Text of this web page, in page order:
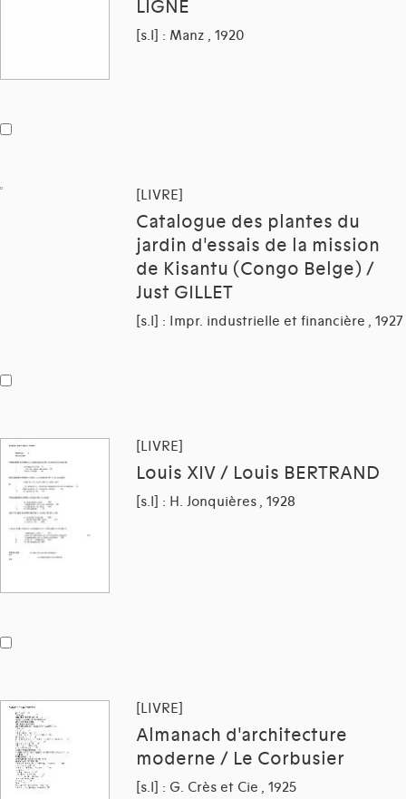
LIGNE
[s.l] : Manz , 1920
[LIVRE]
Catalogue des plantes du
jardin d'essais de la mission
de Kisantu (Congo Belge) /
Just GILLET
[s.l] : Impr. industrielle et financière , 1927
[LIVRE]
Louis XIV / Louis BERTRAND
[s.l] : H. Jonquières , 1928
[LIVRE]
Almanach d'architecture
moderne / Le Corbusier
[s.l] : G. Crès et Cie , 1925